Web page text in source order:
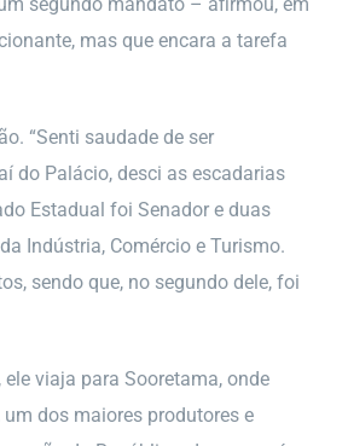
mas que encara a tarefa
“Senti saudade de ser
do Palácio, desci as escadarias
Estadual foi Senador e duas
Indústria, Comércio e Turismo.
sendo que, no segundo dele, foi
viaja para Sooretama, onde
dos maiores produtores e